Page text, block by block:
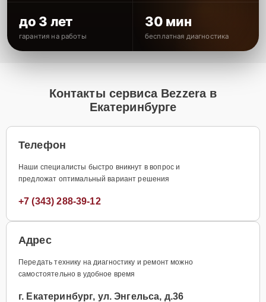
до 3 лет
гарантия на работы
30 мин
бесплатная диагностика
Контакты сервиса Bezzera в
Екатеринбурге
Телефон
Наши специалисты быстро вникнут в вопрос и
предложат оптимальный вариант решения
+7 (343) 288-39-12
Адрес
Передать технику на диагностику и ремонт можно
самостоятельно в удобное время
г. Екатеринбург, ул. Энгельса, д.36